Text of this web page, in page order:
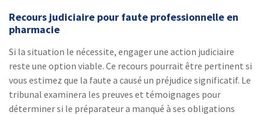
Recours judiciaire pour faute professionnelle en
pharmacie
Si la situation le nécessite, engager une action judiciaire
reste une option viable. Ce recours pourrait être pertinent si
vous estimez que la faute a causé un préjudice significatif. Le
tribunal examinera les preuves et témoignages pour
déterminer si le préparateur a manqué à ses obligations